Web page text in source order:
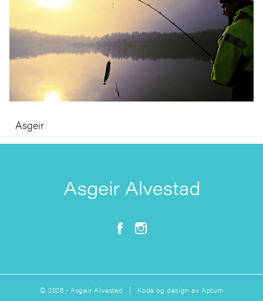
Asgeir
© 2026 - Asgeir Alvestad | Kode og design avAptum